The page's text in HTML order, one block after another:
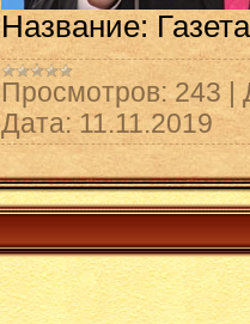
Название:
Просмотров: 243
Дата: 11.11.2019